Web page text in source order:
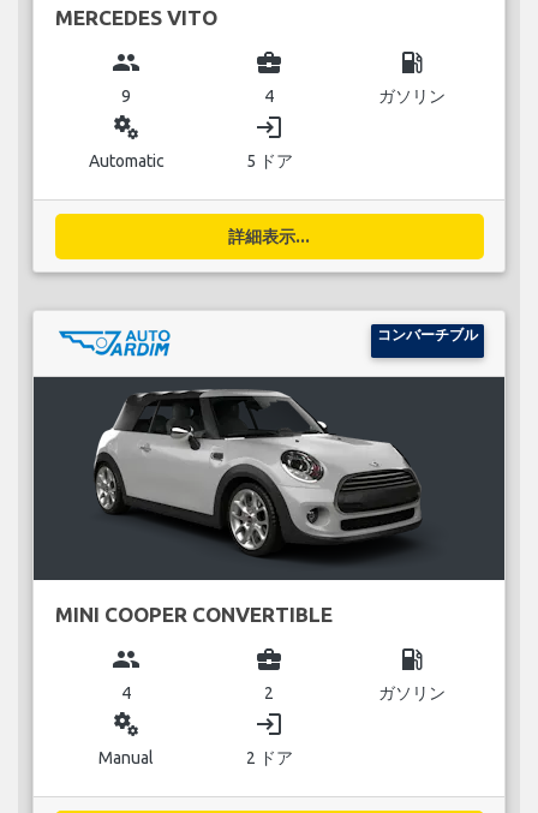
MERCEDES VITO
group
9
business_center
4
local_gas_station
ガソリン
miscellaneous_services
Automatic
login
5 ドア
詳細表示...
コンバーチブル
MINI COOPER CONVERTIBLE
group
4
business_center
2
local_gas_station
ガソリン
miscellaneous_services
Manual
login
2 ドア